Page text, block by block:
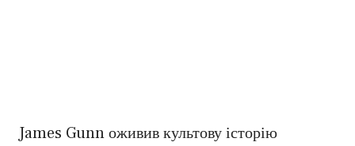
James Gunn оживив культову історію